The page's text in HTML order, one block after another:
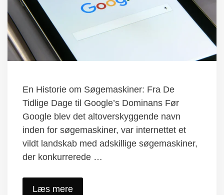
En Historie om Søgemaskiner: Fra De
Tidlige Dage til Google’s Dominans Før
Google blev det altoverskyggende navn
inden for søgemaskiner, var internettet et
vildt landskab med adskillige søgemaskiner,
der konkurrerede …
Læs mere